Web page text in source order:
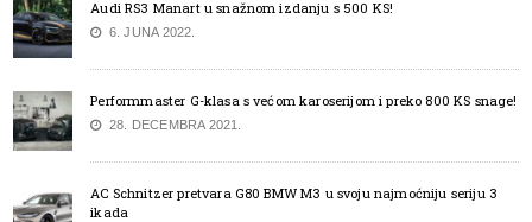
Audi RS3 Manart u snažnom izdanju s 500 KS!
6. JUNA 2022.
Performmaster G-klasa s većom karoserijom i preko 800 KS snage!
28. DECEMBRA 2021.
AC Schnitzer pretvara G80 BMW M3 u svoju najmoćniju seriju 3
ikada